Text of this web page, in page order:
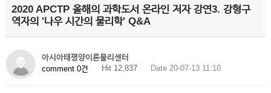
2020 APCTP 올해의 과학도서 온라인 저자 강연3. 강형구
역자의 '나우 시간의 물리학' Q&A
아시아태평양이론물리센터
comment 0건
Hit 12,837 Date 20-07-13 11:10